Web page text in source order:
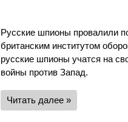
Русские шпионы провалили
британским институтом
русские шпионы учатся на
войны против Запад.
Читать далее »